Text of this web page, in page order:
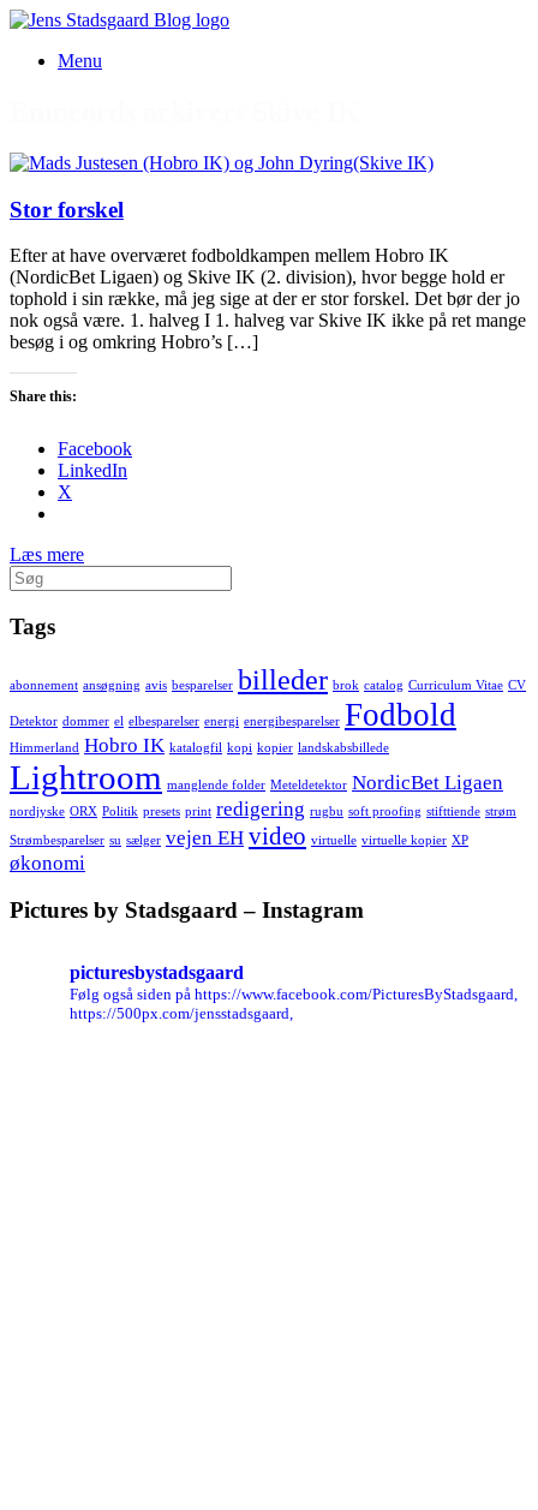
Gå
indholdMenu
Stor forskel
Efter at have overværet fodboldkampen mellem Hobro IK
(NordicBet Ligaen) og Skive IK (2. division), hvor begge hold er
tophold i sin række, må jeg sige at der er stor forskel. Det bør der jo
nok også være. 1. halveg I 1. halveg var Skive IK ikke på ret mange
besøg i og omkring Hobro’s […]
Share this:
Facebook
LinkedIn
X
Læs mere
Søg
efter:
Tags
abonnement ansøgning avis besparelser billeder brok catalog Curriculum Vitae CV
Detektor dommer el elbesparelser energi energibesparelser Fodbold
Himmerland Hobro IK katalogfil kopi kopier landskabsbillede
Lightroom manglende folder Meteldetektor NordicBet Ligaen
nordjyske ORX Politik presets print redigering rugbu soft proofing stifttiende strøm
Strømbesparelser su sælger vejen EH video virtuelle virtuelle kopier XP
økonomi
Pictures by Stadsgaard – Instagram
picturesbystadsgaard
Følg også siden på https://www.facebook.com/PicturesByStadsgaard,
https://500px.com/jensstadsgaard,